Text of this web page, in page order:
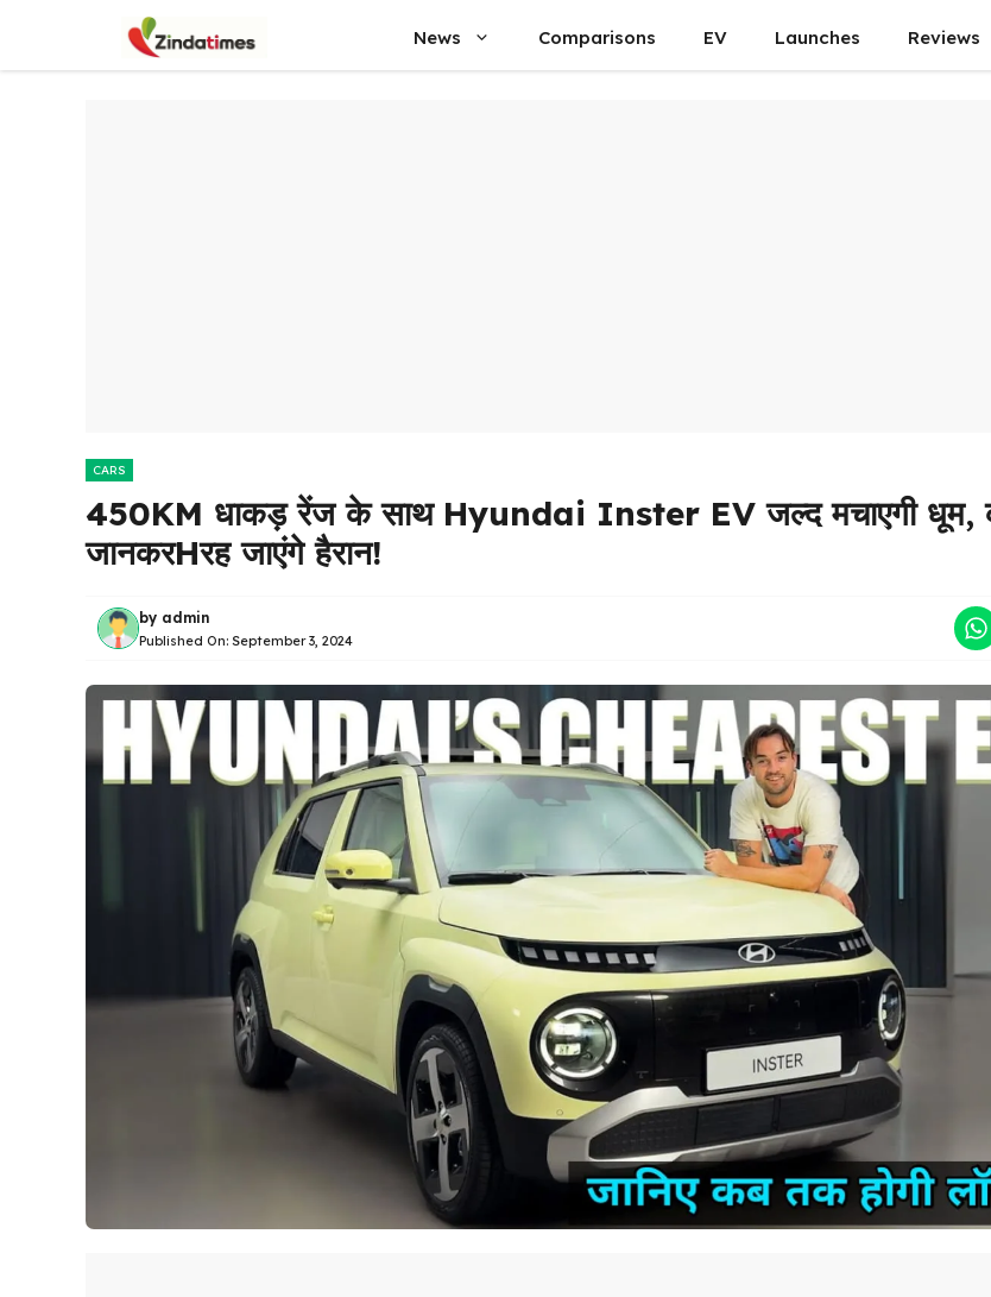
content
News Comparisons EV Launches Reviews
CARS
450KM धाकड़ रेंज के साथ Hyundai Inster EV जल्द मचाएगी धूम,
जानकरHरह जाएंगे हैरान!
by admin
Published On: September 3, 2024